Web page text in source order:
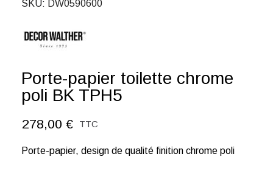
SKU DW0590600
Porte-papier toilette chrome
poli BK TPH5
278,00 € TTC
Porte-papier, design de qualité finition chrome poli